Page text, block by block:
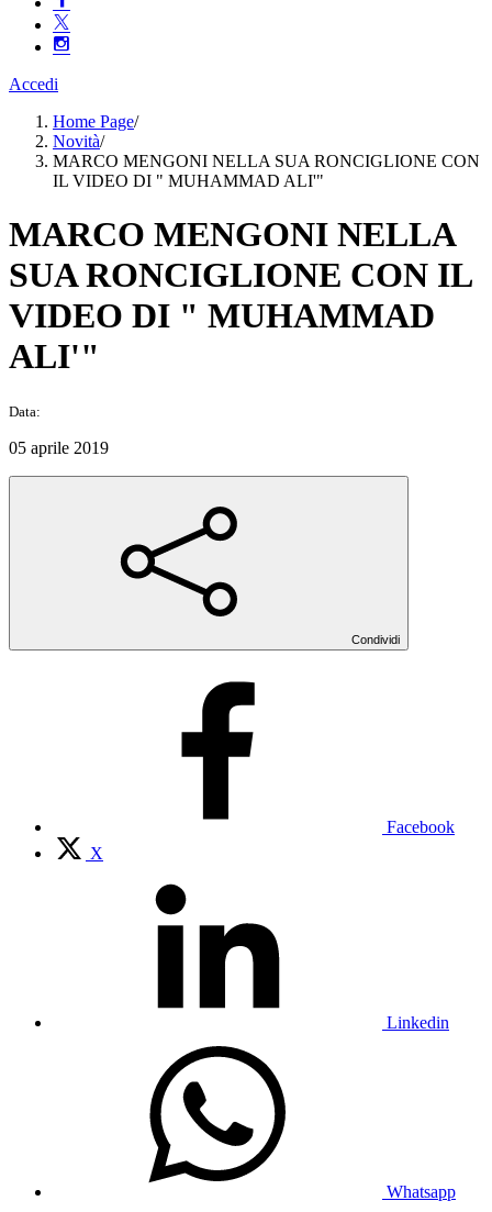
Accedi
Home Page/
Novità/
MARCO MENGONI NELLA SUA RONCIGLIONE CON
IL VIDEO DI " MUHAMMAD ALI'"
MARCO MENGONI NELLA
SUA RONCIGLIONE CON IL
VIDEO DI " MUHAMMAD
ALI'"
Data:
05 aprile 2019
Condividi
Facebook
X
Linkedin
Whatsapp